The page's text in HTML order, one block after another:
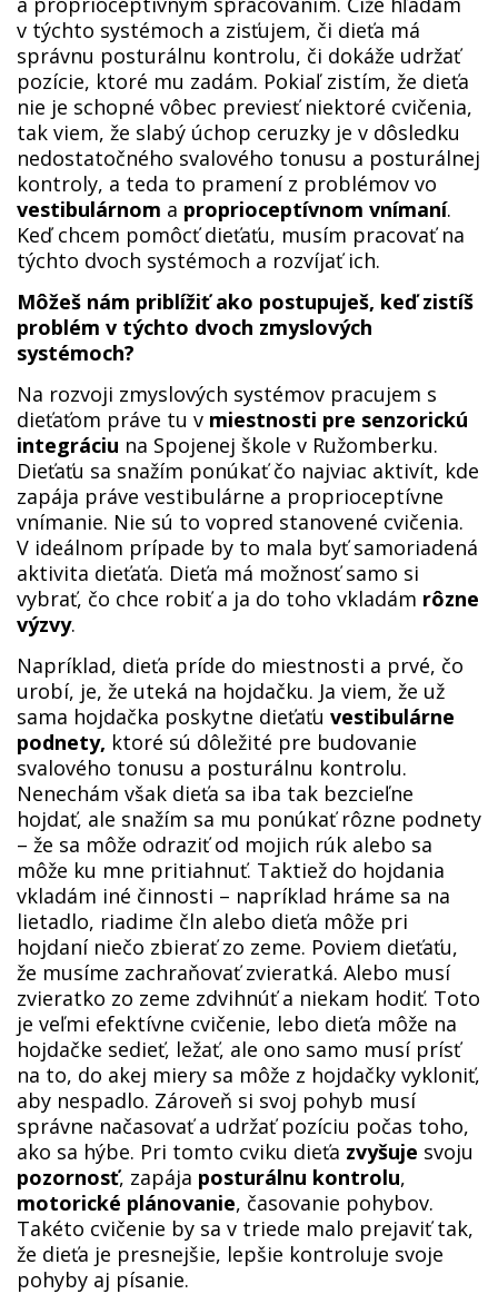
v týchto systémoch a zisťujem, či dieťa má
správnu posturálnu kontrolu, či dokáže udržať
pozície, ktoré mu zadám. Pokiaľ zistím, že dieťa
nie je schopné vôbec previesť niektoré cvičenia,
tak viem, že slabý úchop ceruzky je v dôsledku
nedostatočného svalového tonusu a posturálnej
kontroly, a teda to pramení z problémov vo
vestibulárnom a proprioceptívnom vnímaní.
Keď chcem pomôcť dieťaťu, musím pracovať na
týchto dvoch systémoch a rozvíjať ich.
Môžeš nám priblížiť ako postupuješ, keď zistíš
problém v týchto dvoch zmyslových
systémoch?
Na rozvoji zmyslových systémov pracujem s
dieťaťom práve tu v miestnosti pre senzorickú
integráciu na Spojenej škole v Ružomberku.
Dieťaťu sa snažím ponúkať čo najviac aktivít, kde
zapája práve vestibulárne a proprioceptívne
vnímanie. Nie sú to vopred stanovené cvičenia.
V ideálnom prípade by to mala byť samoriadená
aktivita dieťaťa. Dieťa má možnosť samo si
vybrať, čo chce robiť a ja do toho vkladám rôzne
výzvy.
Napríklad, dieťa príde do miestnosti a prvé, čo
urobí, je, že uteká na hojdačku. Ja viem, že už
sama hojdačka poskytne dieťaťu vestibulárne
podnety, ktoré sú dôležité pre budovanie
svalového tonusu a posturálnu kontrolu.
Nenechám však dieťa sa iba tak bezcieľne
hojdať, ale snažím sa mu ponúkať rôzne podnety
– že sa môže odraziť od mojich rúk alebo sa
môže ku mne pritiahnuť. Taktiež do hojdania
vkladám iné činnosti – napríklad hráme sa na
lietadlo, riadime čln alebo dieťa môže pri
hojdaní niečo zbierať zo zeme. Poviem dieťaťu,
že musíme zachraňovať zvieratká. Alebo musí
zvieratko zo zeme zdvihnúť a niekam hodiť. Toto
je veľmi efektívne cvičenie, lebo dieťa môže na
hojdačke sedieť, ležať, ale ono samo musí prísť
na to, do akej miery sa môže z hojdačky vykloniť,
aby nespadlo. Zároveň si svoj pohyb musí
správne načasovať a udržať pozíciu počas toho,
ako sa hýbe. Pri tomto cviku dieťa zvyšuje svoju
pozornosť, zapája posturálnu kontrolu,
motorické plánovanie, časovanie pohybov.
Takéto cvičenie by sa v triede malo prejaviť tak,
že dieťa je presnejšie, lepšie kontroluje svoje
pohyby aj písanie.